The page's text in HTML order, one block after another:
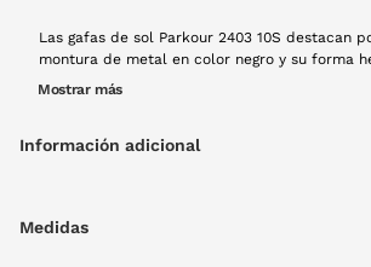
Las gafas de sol Parkour 2403 10S destacan
montura de metal en color negro y su forma
estilo único y moderno. Cuentan con lentes
perfecto para cualquier ocasión.
Mostrar más
Información adicional
Medidas